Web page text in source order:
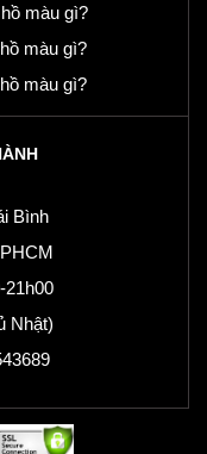
màu gì?
màu gì?
màu gì?
Bình
Nhật)